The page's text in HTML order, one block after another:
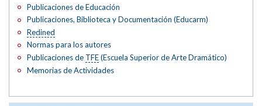
Publicaciones de Educación
Publicaciones, Biblioteca y Documentación (Educarm)
Redined
Normas para los autores
Publicaciones de TFE(Escuela Superior de Arte Dramático)
Memorias de Actividades